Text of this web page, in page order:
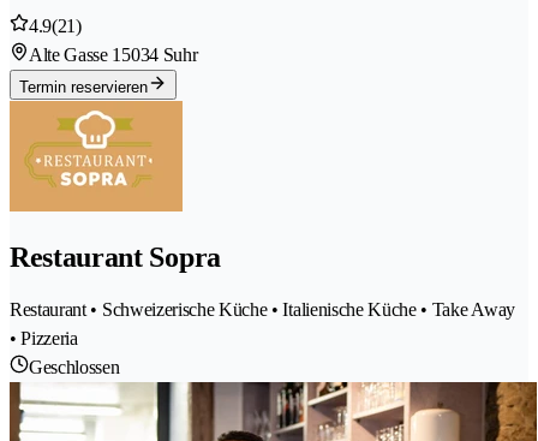
4.9(21)
Alte Gasse 1 5034 Suhr
Termin reservieren
Restaurant Sopra
Restaurant • Schweizerische Küche • Italienische Küche • Take Away
• Pizzeria
Geschlossen